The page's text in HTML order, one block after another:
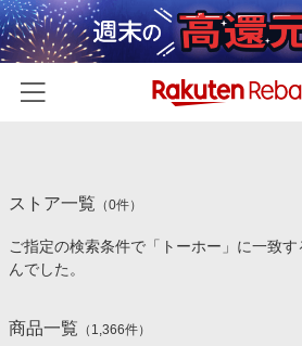
カテゴリー一覧
百貨店・総合ECモール
食品・スイーツ・お酒
イベント一覧
初回購入者限定特典
ストア一覧 （0件）
ご指定の検索条件で「トーホー」に一致
んでした。
商品一覧 （ 1,366件）